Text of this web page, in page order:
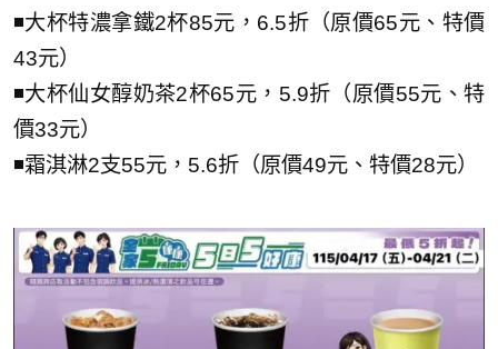
◾大杯特濃拿鐵2杯85元，6.5折（原價65元、特價
43元）
◾大杯仙女醇奶茶2杯65元，5.9折（原價55元、特
價33元）
◾霜淇淋2支55元，5.6折（原價49元、特價28元）